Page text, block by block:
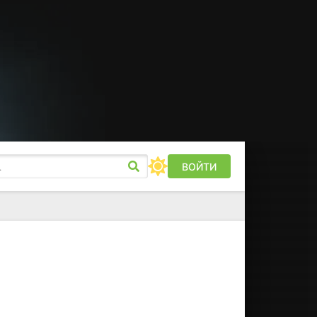
ВОЙТИ